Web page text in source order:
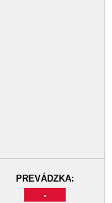
PREVÁDZKA:
-